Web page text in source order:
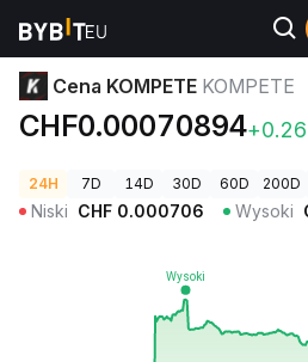
Ceny kryptowalut Cena KOMPETE
Cena KOMPETE KOMPETE
CHF0.00070894
24H 7D 14D 30D 60D 200D
Niski CHF 0.000706 Wysoki